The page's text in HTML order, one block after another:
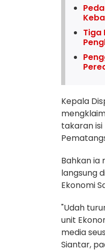
Tiga
Kepala
takaran
Bahkan ia
langsung
Ekonomi
"Udah
unit
media
Siantar,